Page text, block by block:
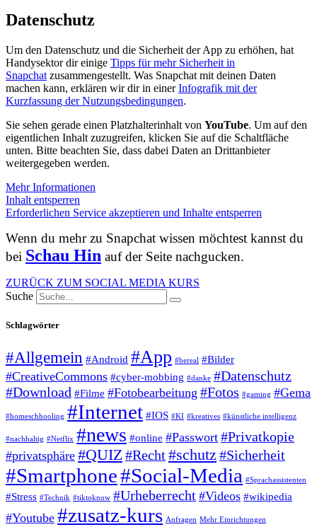
Datenschutz
Um den Datenschutz und die Sicherheit der App zu erhöhen, hat
Handysektor dir einige Tipps für mehr Sicherheit in
Snapchat zusammengestellt. Was Snapchat mit deinen Daten
machen kann, erklären wir dir in einerInfografik mit der
Kurzfassung der Nutzungsbedingungen.
Sie sehen gerade einen Platzhalterinhalt von YouTube. Um auf den
eigentlichen Inhalt zuzugreifen, klicken Sie auf die Schaltfläche
unten. Bitte beachten Sie, dass dabei Daten an Drittanbieter
weitergegeben werden.
Mehr Informationen
Inhalt entsperren
Erforderlichen Service akzeptieren und Inhalte entsperren
Wenn du mehr zu Snapchat wissen möchtest kannst du
bei Schau Hin auf der Seite nachgucken.
ZURÜCK ZUM SOCIAL MEDIA KURS
Suche
Schlagwörter
#Allgemein #Android #App #bereal #Bilder
#CreativeCommons #cyber-mobbing #danke #Datenschutz
#Download #Filme #Fotobearbeitung #Fotos #gaming #Gema
#homeschhooling #Internet #IOS #KI #kreatives #künstliche intelligenz
#nachhaltig #Netflix #news #online #Passwort #Privatkopie
#privatsphäre #QUIZ#Recht#schutz #Sicherheit
#Smartphone#Social-Media #Sprachassistenten
#Stress #Technik #tiktoknow #Urheberrecht #Videos #wikipedia
#Youtube #zusatz-kurs Anfragen Mehr Einrichtungen